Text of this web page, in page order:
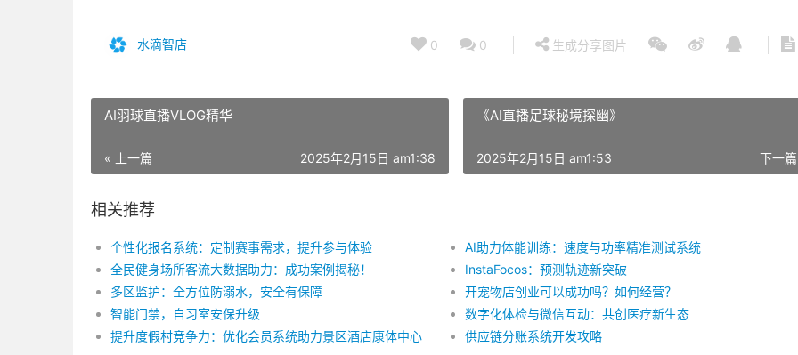
水滴智店 0 0 生成分享图片
AI羽球直播VLOG精华
« 上一篇 2025年2月15日 am1:38
《AI直播足球秘境探幽》
下一
2025年2月15日 am1:53
相关推荐
个性化报名系统：定制赛事需求，提升参与体验
AI助力体能训练：速度与功率精准测试系统
全民健身场所客流大数据助力：成功案例揭秘！
InstaFocos：预测轨迹新突破
多区监护：全方位防溺水，安全有保障
开宠物店创业可以成功吗？如何经营？
智能门禁，自习室安保升级
数字化体检与微信互动：共创医疗新生态
提升度假村竞争力：优化会员系统助力景区酒店康体中心
供应链分账系统开发攻略